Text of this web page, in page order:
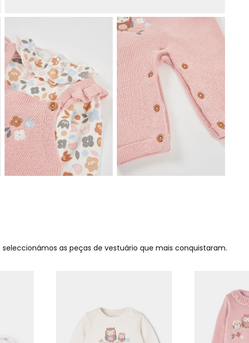
as peças de vestuário que mais conquistaram.